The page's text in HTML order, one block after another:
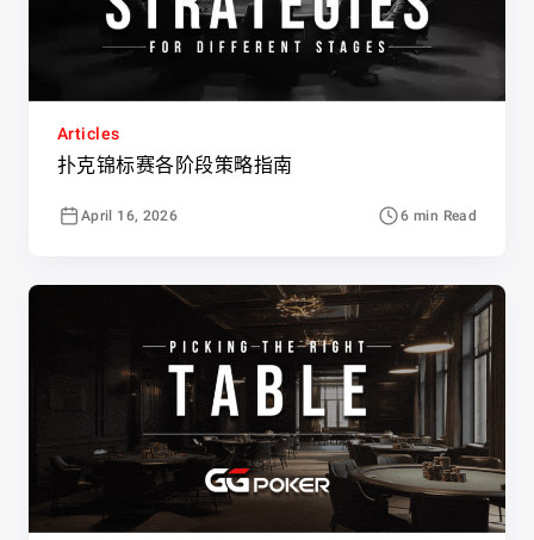
Articles
扑克锦标赛各阶段策略指南
April 16, 2026 6 min Read